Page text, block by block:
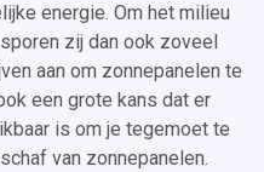
energie. Om het milieu
zij dan ook zoveel
aan om zonnepanelen te
een grote kans dat er
is om je tegemoet te
van zonnepanelen.